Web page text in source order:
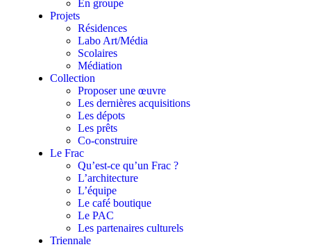
En groupe
Projets
Résidences
Labo Art/Média
Scolaires
Médiation
Collection
Proposer une œuvre
Les dernières acquisitions
Les dépots
Les prêts
Co-construire
Le Frac
Qu’est-ce qu’un Frac ?
L’architecture
L’équipe
Le café boutique
Le PAC
Les partenaires culturels
Triennale